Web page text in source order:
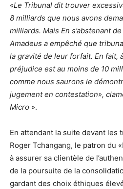
«Le Tribunal dit trouver
8 milliards que nous avons
milliards. Mais En s’abstenant
Amadeus a empêché que
la gravité de leur forfait. En fait,
préjudice est au moins de 10
comme nous saurons le
jugement en contestation»,
Micro ».
En attendant la suite devant les
Roger Tchangang, le patron du
à assurer sa clientèle de
de la poursuite de la
gardant des choix éthiques